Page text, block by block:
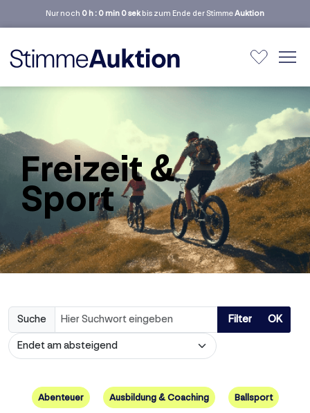
Nur noch 0 h : 0 min 0 sekbis zum Ende der StimmeAuktion
Freizeit &
Sport
Suche Filter OK
Abenteuer Ausbildung & Coaching Ballsport